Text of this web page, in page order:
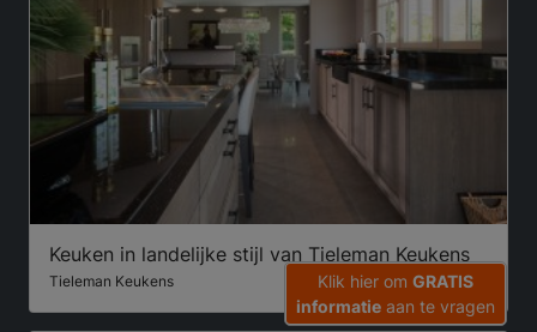
Keuken in landelijke stijl van Tieleman Keukens
Tieleman Keukens Klik hier om GRATIS
informatie aan te vragen